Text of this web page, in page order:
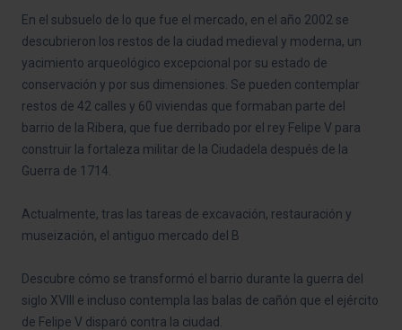
En el subsuelo de lo que fue el mercado, en el año 2002 se
descubrieron los restos de la ciudad medieval y moderna, un
yacimiento arqueológico excepcional por su estado de
conservación y por sus dimensiones. Se pueden contemplar
restos de 42 calles y 60 viviendas que formaban parte del
barrio de la Ribera, que fue derribado por el rey Felipe V para
construir la fortaleza militar de la Ciudadela después de la
Guerra de 1714.
Actualmente, tras las tareas de excavación, restauración y
museización, el antiguo mercado del B
Descubre cómo se transformó el barrio durante la guerra del
siglo XVIII e incluso contempla las balas de cañón que el ejército
de Felipe V disparó contra la ciudad.